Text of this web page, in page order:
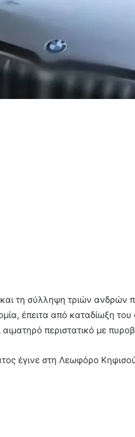
και τη σύλληψη τριών ανδρών
έπειτα από καταδίωξη
αιματηρό περιστατικό με
έγινε στη Λεωφόρο